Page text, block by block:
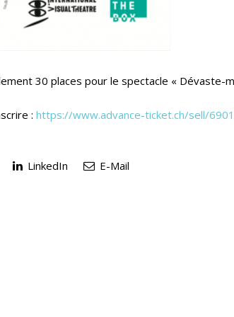
30 places pour le spectacle « Dévaste-
: https://www.advance-ticket.ch/sell/
LinkedIn E-Mail